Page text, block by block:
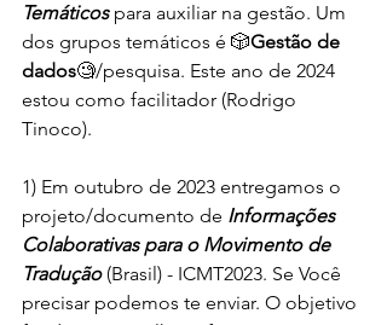
Temáticos para auxiliar na gestão. Um
dos grupos temáticos é 🎲Gestão de
dados🧐/pesquisa. Este ano de 2024
estou como facilitador (Rodrigo
Tinoco).
1) Em outubro de 2023 entregamos o
projeto/documento de Informações
Colaborativas para o Movimento de
Tradução (Brasil) - ICMT2023. Se Você
precisar podemos te enviar. O objetivo